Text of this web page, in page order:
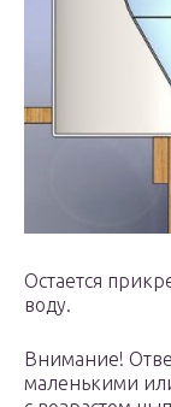
Остается
воду.
Внимание!
маленькими